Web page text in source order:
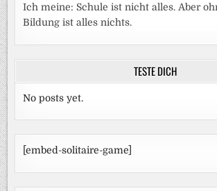
Ich meine: Schule ist nicht alles. Aber
Bildung ist alles nichts.
TESTE DICH
No posts yet.
[embed-solitaire-game]